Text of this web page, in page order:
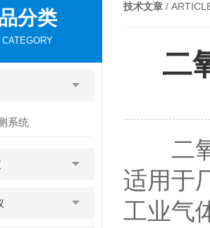
分类
CATEGORY
系统
技术文章 /
二
二氧
适用于
工业气